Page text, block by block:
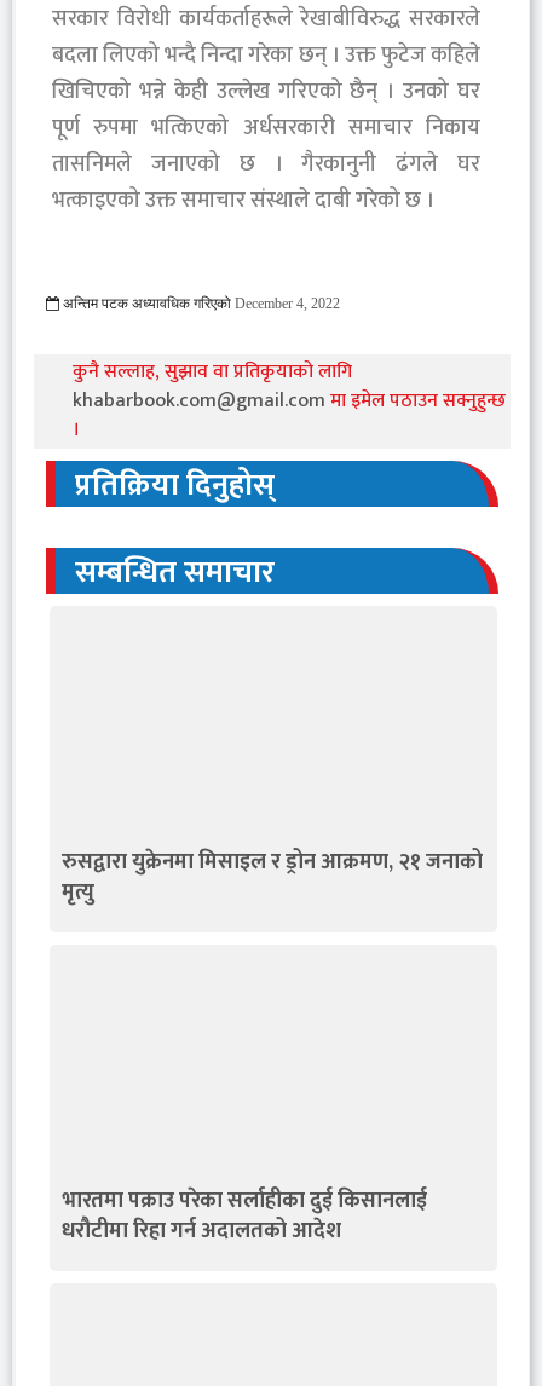
सरकार विरोधी कार्यकर्ताहरूले रेखाबीविरुद्ध सरकारले
बदला लिएको भन्दै निन्दा गरेका छन् । उक्त फुटेज कहिले
खिचिएको भन्ने केही उल्लेख गरिएको छैन् । उनको घर
पूर्ण रुपमा भत्किएको अर्धसरकारी समाचार निकाय
तासनिमले जनाएको छ । गैरकानुनी ढंगले घर
भत्काइएको उक्त समाचार संस्थाले दाबी गरेको छ ।
अन्तिम पटक अध्यावधिक गरिएको December 4, 2022
कुनै सल्लाह, सुझाव वा प्रतिकृयाको लागि
khabarbook.com@gmail.comमा इमेल पठाउन सक्नुहुन्छ
।
प्रतिक्रिया दिनुहोस्
सम्बन्धित समाचार
रुसद्वारा युक्रेनमा मिसाइल र ड्रोन आक्रमण, २१ जनाको
मृत्यु
भारतमा पक्राउ परेका सर्लाहीका दुई किसानलाई
धरौटीमा रिहा गर्न अदालतको आदेश